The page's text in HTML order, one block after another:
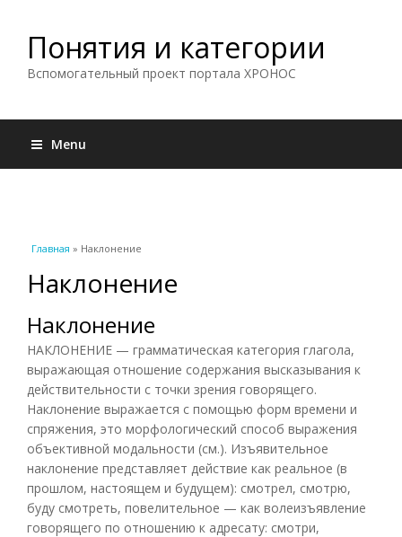
Понятия и категории
Вспомогательный проект портала ХРОНОС
Menu
Вы здесь
Главная » Наклонение
Наклонение
Наклонение
НАКЛОНЕНИЕ — грамматическая категория глагола,
выражающая отношение содержания высказывания к
действительности с точки зрения говорящего.
Наклонение выражается с помощью форм времени и
спряжения, это морфологический способ выражения
объективной модальности (см.). Изъявительное
наклонение представляет действие как реальное (в
прошлом, настоящем и будущем): смотрел, смотрю,
буду смотреть, повелительное — как волеизъявление
говорящего по отношению к адресату: смотри,